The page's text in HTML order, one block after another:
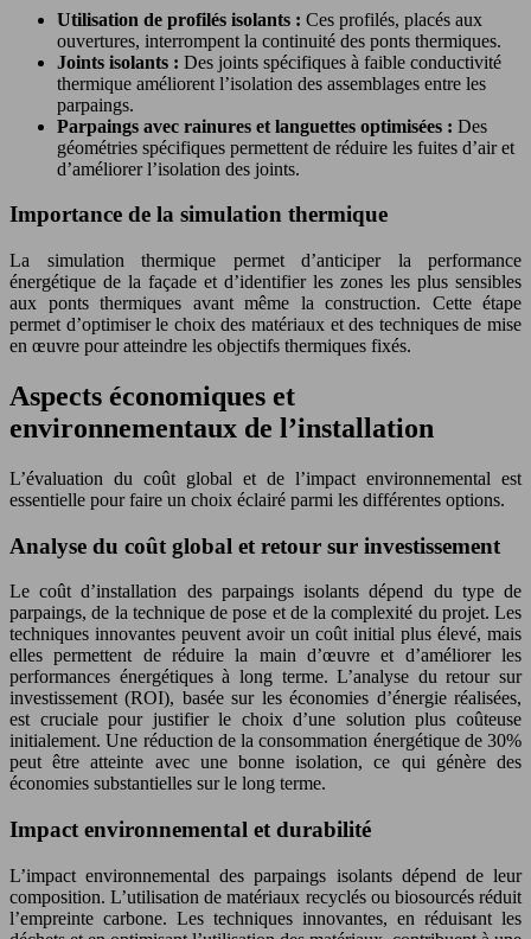
Utilisation de profilés isolants : Ces profilés, placés aux
ouvertures, interrompent la continuité des ponts thermiques.
Joints isolants : Des joints spécifiques à faible conductivité
thermique améliorent l’isolation des assemblages entre les
parpaings.
Parpaings avec rainures et languettes optimisées : Des
géométries spécifiques permettent de réduire les fuites d’air et
d’améliorer l’isolation des joints.
Importance de la simulation thermique
La simulation thermique permet d’anticiper la performance
énergétique de la façade et d’identifier les zones les plus sensibles
aux ponts thermiques avant même la construction. Cette étape
permet d’optimiser le choix des matériaux et des techniques de mise
en œuvre pour atteindre les objectifs thermiques fixés.
Aspects économiques et
environnementaux de l’installation
L’évaluation du coût global et de l’impact environnemental est
essentielle pour faire un choix éclairé parmi les différentes options.
Analyse du coût global et retour sur investissement
Le coût d’installation des parpaings isolants dépend du type de
parpaings, de la technique de pose et de la complexité du projet. Les
techniques innovantes peuvent avoir un coût initial plus élevé, mais
elles permettent de réduire la main d’œuvre et d’améliorer les
performances énergétiques à long terme. L’analyse du retour sur
investissement (ROI), basée sur les économies d’énergie réalisées,
est cruciale pour justifier le choix d’une solution plus coûteuse
initialement. Une réduction de la consommation énergétique de 30%
peut être atteinte avec une bonne isolation, ce qui génère des
économies substantielles sur le long terme.
Impact environnemental et durabilité
L’impact environnemental des parpaings isolants dépend de leur
composition. L’utilisation de matériaux recyclés ou biosourcés réduit
l’empreinte carbone. Les techniques innovantes, en réduisant les